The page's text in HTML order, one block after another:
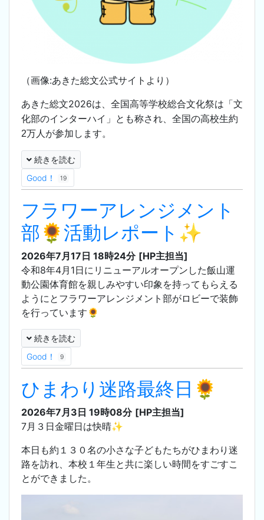
（画像:あきた総文公式サイトより）
あきた総文2026は、 全国高等学校総合文化祭は「文
化部のインターハイ」とも称され、全国の高校生約
2万人が参加します。
続きを読む
Good！
19
フラワーアレンジメント
部🌻活動レポート✨
2026年7月17日 18時24分 [HP主担当]
令和8年4月1日にリニューアルオープンした飯山運
動公園体育館を親しみやすい印象を持ってもらえる
ようにとフラワーアレンジメント部がロビーで装飾
を行っています🌻
続きを読む
Good！
9
ひまわり迷路最終日🌻
2026年7月3日 19時08分 [HP主担当]
7月３日金曜日は快晴✨
本日も約１３０名の小さな子どもたちがひまわり迷
路を訪れ、本校１年生と共に楽しい時間をすごすこ
とができました。